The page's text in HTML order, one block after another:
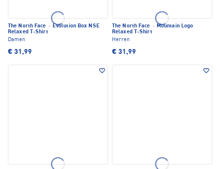
The North Face · Evolution Box NSE
Relaxed T-Shirt
Damen
€ 31,99
The North Face · Mountain Logo
Relaxed T-Shirt
Herren
€ 31,99